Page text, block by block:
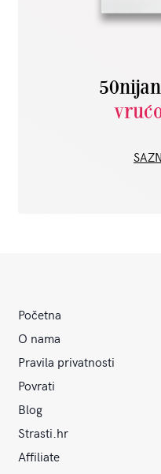
Početna
O nama
Pravila privatnosti
Povrati
Blog
Strasti.hr
Affiliate